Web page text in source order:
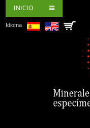
INICIO
Idioma